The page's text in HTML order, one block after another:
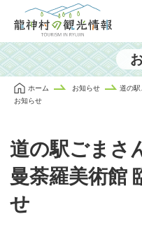
ス
キ
ホーム お知らせ
道の駅
お知らせ
道の駅ごまさ
曼荼羅美術館
せ